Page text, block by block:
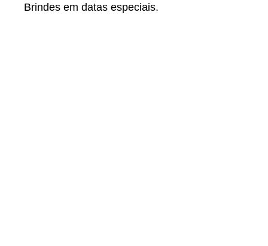
Brindes em datas especiais.